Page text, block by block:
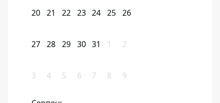
20 21 22 23 24 25 26
27 28 29 30 31 1 2
3 4 5 6 7 8 9